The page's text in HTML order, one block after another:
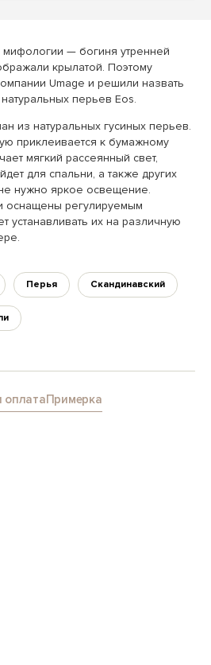
— богиня утренней
крылатой. Поэтому
Umage и решили назвать
перьев Eos.
из натуральных гусиных перьев.
приклеивается к бумажному
мягкий рассеянный свет,
для спальни, а также других
нужно яркое освещение.
оснащены регулируемым
устанавливать их на различную
Перья Скандинавский
оплатаПримерка